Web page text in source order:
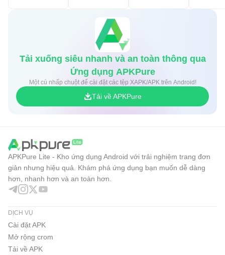
Tải xuống siêu nhanh và an toàn thông qua
Ứng dụng APKPure
Một cú nhấp chuột để cài đặt các tệp XAPK/APK trên Android!
Tải về APKPure
APKPure Lite - Kho ứng dụng Android với trải nghiệm trang đơn
giản nhưng hiệu quả. Khám phá ứng dụng bạn muốn dễ dàng
hơn, nhanh hơn và an toàn hơn.
DỊCH VỤ
Cài đặt APK
Mở rộng crom
Tải về APK